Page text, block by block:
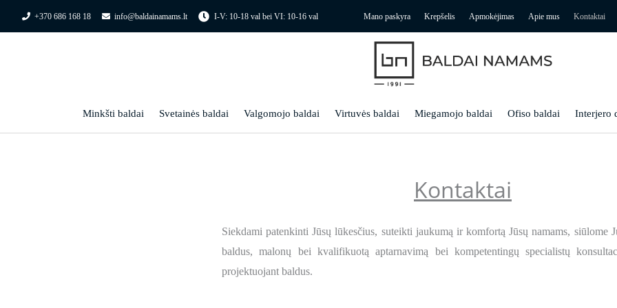
+370 686 168 18 info@baldainamams.lt I-V: 10-18 val bei VI: 10-16 val Mano paskyra Krepšelis Apmokėjimas Apie mus Kontaktai
Minkšti baldai Svetainės baldai Valgomojo baldai Virtuvės baldai Miegamojo baldai Ofiso baldai Interjero
Kontaktai
Siekdami patenkinti Jūsų lūkesčius, suteikti jaukumą ir komfortą Jūsų namams, siūlome
baldus, malonų bei kvalifikuotą aptarnavimą bei kompetentingų specialistų
projektuojant baldus.